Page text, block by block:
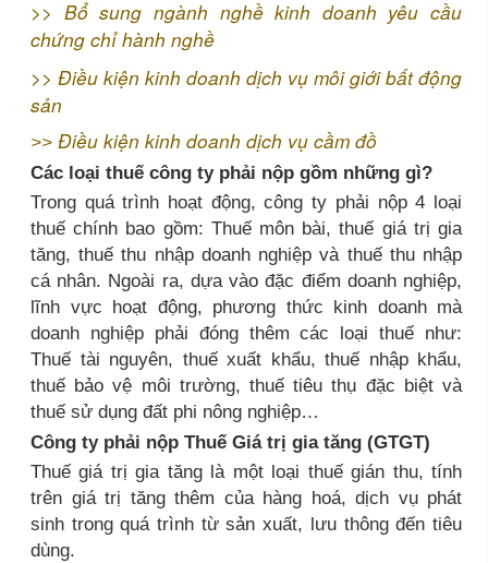
>> Bổ sung ngành nghề kinh doanh yêu cầu
chứng chỉ hành nghề
>> Điều kiện kinh doanh dịch vụ môi giới bất động
sản
>> Điều kiện kinh doanh dịch vụ cầm đồ
Các loại thuế công ty phải nộp gồm những gì?
Trong quá trình hoạt động, công ty phải nộp 4 loại
thuế chính bao gồm: Thuế môn bài, thuế giá trị gia
tăng, thuế thu nhập doanh nghiệp và thuế thu nhập
cá nhân. Ngoài ra, dựa vào đặc điểm doanh nghiệp,
lĩnh vực hoạt động, phương thức kinh doanh mà
doanh nghiệp phải đóng thêm các loại thuế như:
Thuế tài nguyên, thuế xuất khẩu, thuế nhập khẩu,
thuế bảo vệ môi trường, thuế tiêu thụ đặc biệt và
thuế sử dụng đất phi nông nghiệp…
Công ty phải nộp Thuế Giá trị gia tăng (GTGT)
Thuế giá trị gia tăng là một loại thuế gián thu, tính
trên giá trị tăng thêm của hàng hoá, dịch vụ phát
sinh trong quá trình từ sản xuất, lưu thông đến tiêu
dùng.